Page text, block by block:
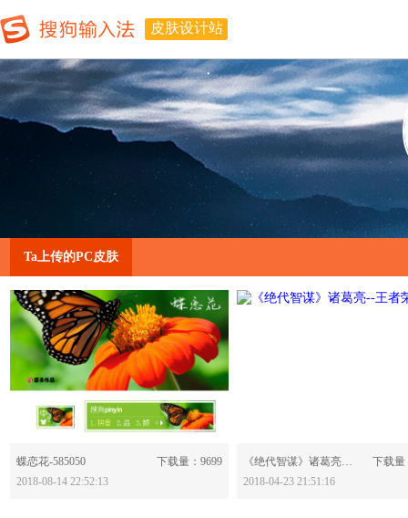
皮肤设计站
Ta上传的PC皮肤
蝶恋花-585050
下载量：9699
2018-08-14 22:52:13
分享：
《绝代智谋》诸葛亮--王者荣耀-579739
下载量
2018-04-23 21:51:16